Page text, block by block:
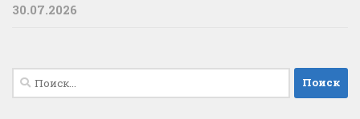
30.07.2026
Найти: